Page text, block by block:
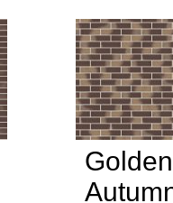
Golden